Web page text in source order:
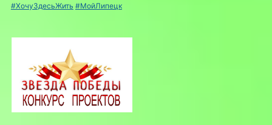
#ХочуЗдесьЖить #МойЛипецк